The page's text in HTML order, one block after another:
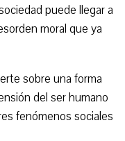
puede llegar a
moral que ya
sobre una forma
del ser humano
fenómenos sociales